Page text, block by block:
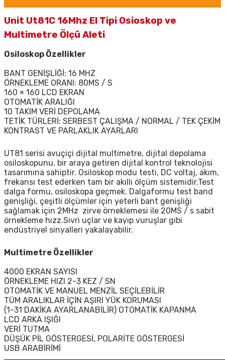
Unit Ut81C 16Mhz El Tipi Osioskop ve
Multimetre Ölçü Aleti
Osiloskop Özellikler
BANT GENİŞLİĞİ: 16 MHZ
ÖRNEKLEME ORANI: 80MS / S
160 × 160 LCD EKRAN
OTOMATİK ARALIĞI
10 TAKIM VERİ DEPOLAMA
TETİK TÜRLERİ: SERBEST ÇALIŞMA / NORMAL / TEK ÇEKİM
KONTRAST VE PARLAKLIK AYARLARI
UT81 serisi avuçiçi dijital multimetre, dijital depolama
osiloskopunu, bir araya getiren dijital kontrol teknolojisi
tasarımına sahiptir. Osiloskop modu testi, DC voltaj, akım,
frekansı test ederken tam bir akıllı ölçüm sistemidir.Test
dalga formu, osiloskopa geçmek. Dalgaformu test band
genişliği, çeşitli ölçümler için yeterli bant genişliği
sağlamak için 2MHz zirve örneklemesi ile 20MS / s sabit
örnekleme hızz.Sivri uçlar ve kayıp vuruşlar gibi
endüstriyel sinyalleri yakalayabilir.
Multimetre Özellikler
4000 EKRAN SAYISI
ÖRNEKLEME HIZI 2-3 KEZ / SN
OTOMATİK VE MANUEL MENZİL SEÇİLEBİLİR
TÜM ARALIKLAR İÇİN AŞIRI YÜK KORUMASI
(1-31 DAKİKA AYARLANABİLİR) OTOMATİK KAPANMA
LCD ARKA IŞIĞI
VERİ TUTMA
DÜŞÜK PİL GÖSTERGESİ, POLARİTE GÖSTERGESİ
USB ARABİRİMİ